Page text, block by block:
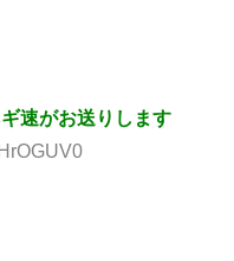
速がお送りします